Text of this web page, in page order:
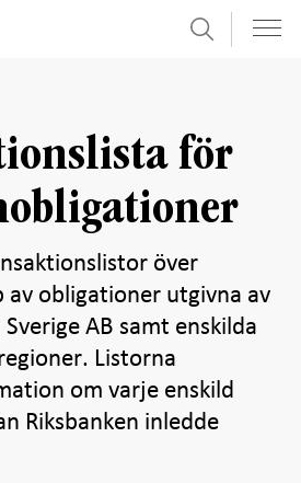
Sök
för
över
av obligationer utgivna av
AB samt enskilda
Listorna
om varje enskild
Riksbanken inledde